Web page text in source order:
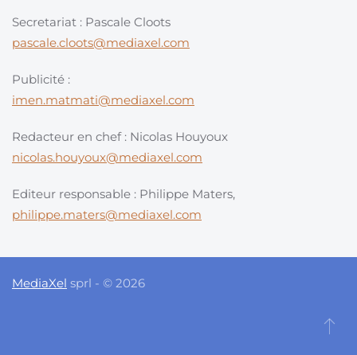
Secretariat : Pascale Cloots
pascale.cloots@mediaxel.com
Publicité :
imen.matmati@mediaxel.com
Redacteur en chef : Nicolas Houyoux
nicolas.houyoux@mediaxel.com
Editeur responsable : Philippe Maters,
philippe.maters@mediaxel.com
MediaXel sprl - © 2026